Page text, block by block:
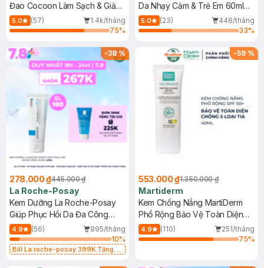
Đao Cocoon Làm Sạch & Giảm
Dầu 500ml
5.0 (57)
1.4k/tháng
75%
Da Nhạy Cảm & Trẻ Em 60ml
(Mới)
5.0 (23)
448/tháng
33%
-38%
278.000 ₫445.000 ₫
La Roche-Posay
Kem Dưỡng La Roche-Posay
Giúp Phục Hồi Da Đa Công
Dụng 40ml
4.9 (56)
895/tháng
10%
Bill La roche-posay 399K Tặng
-59 %
553.000 ₫1.350.000 ₫
Martiderm
Kem Chống Nắng MartiDerm
Phổ Rộng Bảo Vệ Toàn Diện
40ml
4.9 (110)
251/tháng
75%